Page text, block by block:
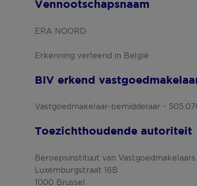
Vennootschapsnaam
ERA NOORD
Erkenning verleend in België
BIV erkend
Vastgoedmakelaar-bemiddelaar
Toezichthoudende autoriteit
Beroepsinstituut van Vastgoedmakelaars
Luxemburgstraat 16B
1000 Brussel